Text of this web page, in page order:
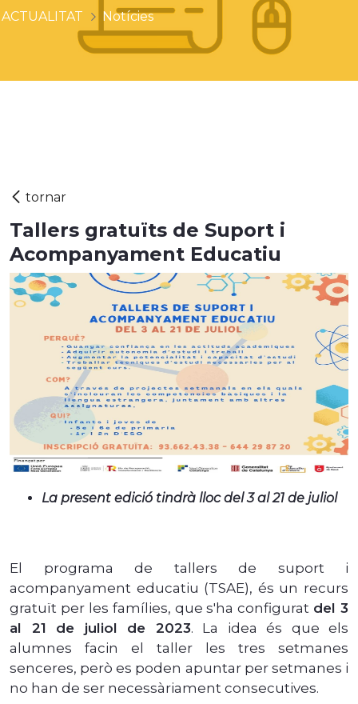
ACTUALITAT Notícies
Tallers gratuïts de Suport i
Acompanyament Educatiu
La present edició tindrà lloc del 3 al 21 de juliol
El programa de tallers de suport i
acompanyament educatiu (TSAE), és un recurs
gratuït per les famílies, que s'ha configurat del 3
al 21 de juliol de 2023. La idea és que els
alumnes facin el taller les tres setmanes
senceres, però es poden apuntar per setmanes i
no han de ser necessàriament consecutives.